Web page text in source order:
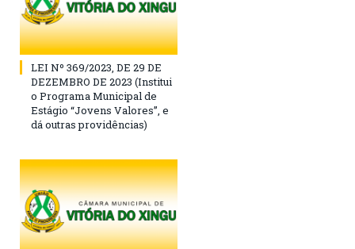
LEI Nº 369/2023, DE 29 DE
DEZEMBRO DE 2023 (Institui
o Programa Municipal de
Estágio “Jovens Valores”, e
dá outras providências)